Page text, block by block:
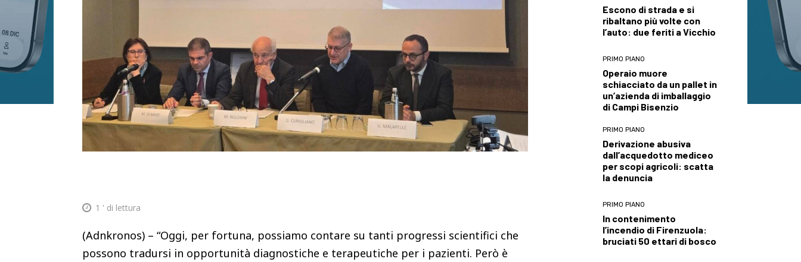
1 ' di lettura
(Adnkronos) – “Oggi, per fortuna, possiamo contare su tanti progressi scientifici che
possono tradursi in opportunità diagnostiche e terapeutiche per i pazienti. Però è
Escono di strada e si
ribaltano più volte con
l’auto: due feriti a Vicchio
PRIMO PIANO
Operaio muore
schiacciato da un pallet in
un’azienda di imballaggio
di Campi Bisenzio
PRIMO PIANO
Derivazione abusiva
dall’acquedotto mediceo
per scopi agricoli: scatta
la denuncia
PRIMO PIANO
In contenimento
l’incendio di Firenzuola:
bruciati 50 ettari di bosco